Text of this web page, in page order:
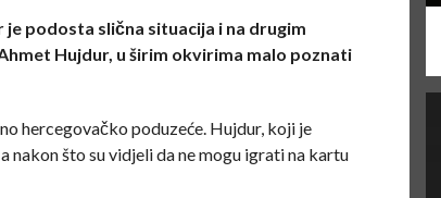
je podosta slična situacija i na drugim
Hujdur, u širim okvirima malo poznati
hercegovačko poduzeće. Hujdur, koji je
nakon što su vidjeli da ne mogu igrati na kartu